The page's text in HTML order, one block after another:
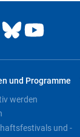
und Programme
werden
und -